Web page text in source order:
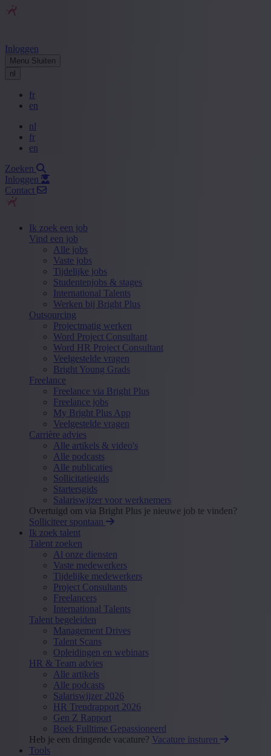
Inloggen
Menu Sluiten
nl
fr
en
nl
fr
en
Zoeken
Inloggen
Contact
Ik zoek een job
Vind een job
Alle jobs
Vaste jobs
Tijdelijke jobs
Studentenjobs & stages
International Talents
Werken bij Bright Plus
Outsourcing
Projectmatig werken
Word Project Consultant
Word HR Project Consultant
Veelgestelde vragen
Bright Young Grads
Freelance
Freelance via Bright Plus
Freelance jobs
My Bright Plus App
Veelgestelde vragen
Carrière advies
Alle artikels & video's
Alle podcasts
Alle publicaties
Sollicitatiegids
Startersgids
Salariswijzer voor werknemers
Overtuigd om via Bright Plus je nieuwe job te vinden?
Solliciteer spontaan
Ik zoek talent
Talent zoeken
Al onze diensten
Vaste medewerkers
Tijdelijke medewerkers
Project Consultants
Freelancers
International Talents
Talent begeleiden
Management Drives
Talent Scans
Opleidingen en webinars
HR & Team advies
Alle artikels
Alle podcasts
Salariswijzer 2026
HR Trendrapport 2026
Gen Z Rapport
Boek Fulltime Gepassioneerd
Heb je een dringende vacature? Vacature insturen
Tools